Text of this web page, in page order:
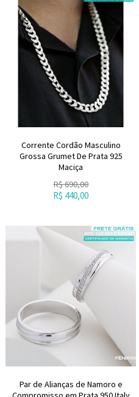
Corrente Cordão Masculino
Grossa Grumet De Prata 925
Maciça
R$690,00
R$ 440,00
Par de Alianças de Namoro e